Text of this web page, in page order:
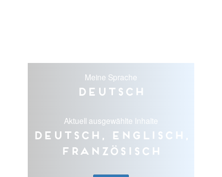
Meine Sprache
Deutsch
Aktuell ausgewählte Inhalte
Deutsch, Englisch,
Französisch